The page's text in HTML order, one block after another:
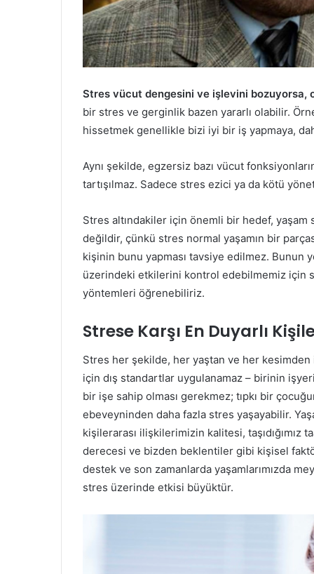
Stres vücut dengesini ve işlevini bozuyorsa,
bir stres ve gerginlik bazen yararlı olabilir.
hissetmek genellikle bizi iyi bir iş yapmaya,
Aynı şekilde, egzersiz bazı vücut
tartışılmaz. Sadece stres ezici ya da kötü
Stres altındakiler için önemli bir hedef,
değildir, çünkü stres normal yaşamın bir
kişinin bunu yapması tavsiye edilmez. Bunun
üzerindeki etkilerini kontrol edebilmemiz için
yöntemleri öğrenebiliriz.
Strese Karşı En Duyarlı
Stres her şekilde, her yaştan ve her
için dış standartlar uygulanamaz – birinin
bir işe sahip olması gerekmez; tıpkı bir
ebeveyninden daha fazla stres yaşayabilir.
kişilerarası ilişkilerimizin kalitesi, taşıdığımız
derecesi ve bizden beklentiler gibi kişisel
destek ve son zamanlarda yaşamlarımızda
stres üzerinde etkisi büyüktür.